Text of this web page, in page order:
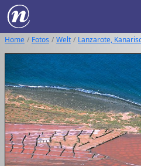
Home Fotos Welt Lanzarote,